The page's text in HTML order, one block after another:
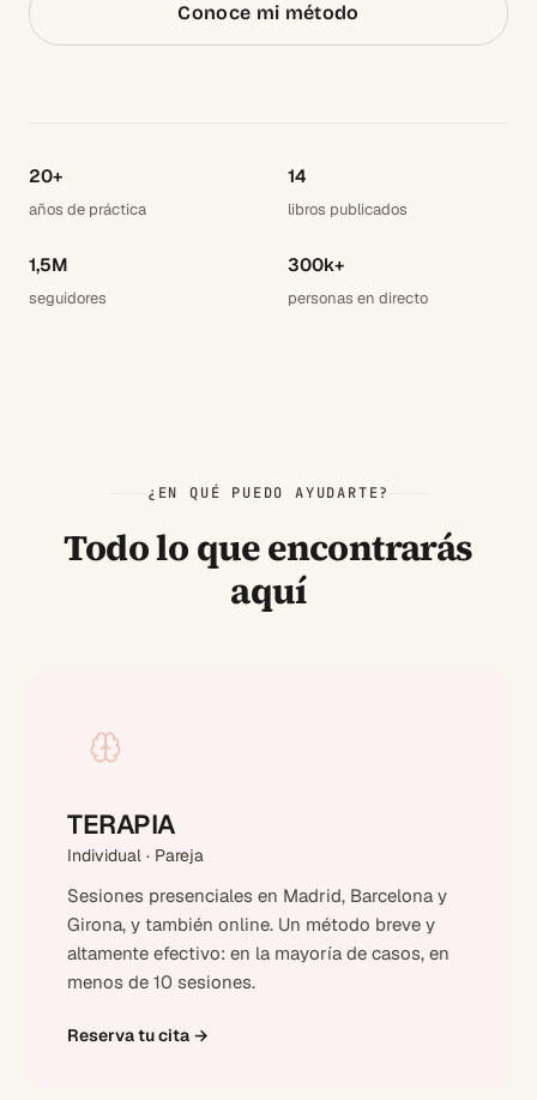
Conoce mi método
20+
años de práctica
14
libros publicados
1,5M
seguidores
300k+
personas en directo
¿EN QUÉ PUEDO AYUDARTE?
Todo lo que encontrarás
aquí
TERAPIA
Individual · Pareja
Sesiones presenciales en Madrid, Barcelona y
Girona, y también online. Un método breve y
altamente efectivo: en la mayoría de casos, en
menos de 10 sesiones.
Reserva tu cita →